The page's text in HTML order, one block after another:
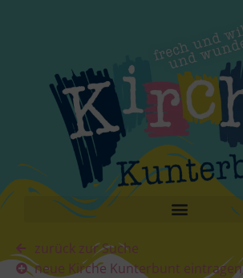
zurück zur Suche
neue Kirche Kunterbunt eintragen